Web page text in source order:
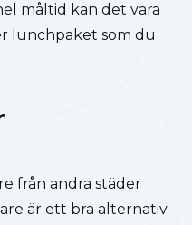
måltid kan det vara
lunchpaket som du
från andra städer
är ett bra alternativ